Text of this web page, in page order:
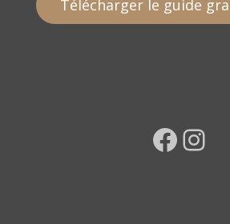
Télécharger le guide
Facebook Instagram